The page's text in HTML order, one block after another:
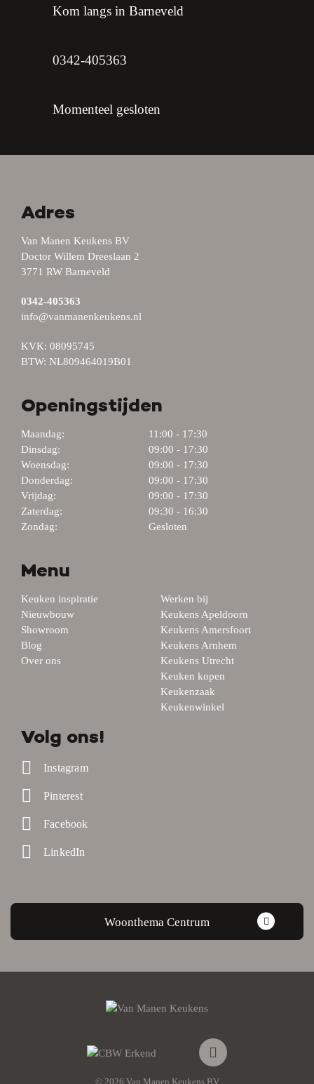
Kom langs in Barneveld
0342-405363
Momenteel gesloten
Adres
Van Manen Keukens BV
Doctor Willem Dreeslaan 2
3771 RW Barneveld
0342-405363
info@vanmanenkeukens.nl
KVK: 08095745
BTW: NL809464019B01
Openingstijden
Maandag:
11:00 - 17:30
Dinsdag:
09:00 - 17:30
Woensdag:
09:00 - 17:30
Donderdag:
09:00 - 17:30
Vrijdag:
09:00 - 17:30
Zaterdag:
09:30 - 16:30
Zondag:
Gesloten
Menu
Keuken inspiratie
Nieuwbouw
Showroom
Blog
Over ons
Werken bij
Keukens Apeldoorn
Keukens Amersfoort
Keukens Arnhem
Keukens Utrecht
Keuken kopen
Keukenzaak
Keukenwinkel
Volg ons!
Instagram
Pinterest
Facebook
LinkedIn
Woonthema Centrum
© 2026 Van Manen Keukens BV